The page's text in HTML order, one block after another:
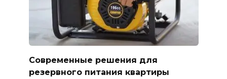
Современные решения для
резервного питания квартиры